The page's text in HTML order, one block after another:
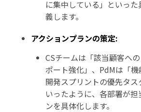
に集中している」といっ
義します。
アクションプランの策定:
CSチームは「該当顧客へ
ポート強化」、PdMは「
開発スプリントの優先タス
いったように、各部署が担
ンを具体化します。